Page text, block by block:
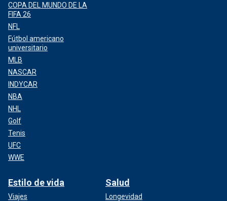
COPA DEL MUNDO DE LA
FIFA 26
NFL
Fútbol americano
universitario
MLB
NASCAR
INDYCAR
NBA
NHL
Golf
Tenis
UFC
WWE
Estilo de vida
Viajes
Salud
Longevidad